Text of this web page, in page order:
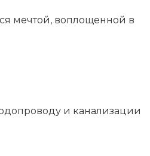
мечтой, воплощенной в
и канализации